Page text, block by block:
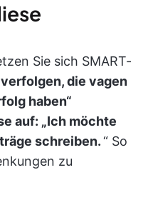
Sie sich SMART-
die vagen
haben“
auf: „Ich möchte
schreiben.“ So
zu